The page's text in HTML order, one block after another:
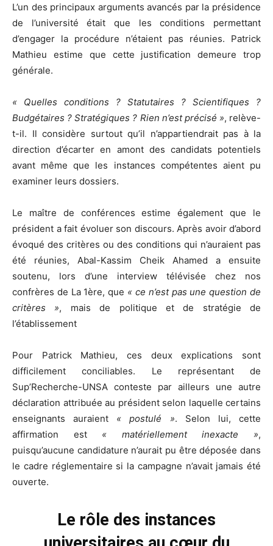
L’un des principaux arguments avancés par la présidence
de l’université était que les conditions permettant
d’engager la procédure n’étaient pas réunies. Patrick
Mathieu estime que cette justification demeure trop
générale.
« Quelles conditions ? Statutaires ? Scientifiques ?
Budgétaires ? Stratégiques ? Rien n’est précisé », relève-
t-il. Il considère surtout qu’il n’appartiendrait pas à la
direction d’écarter en amont des candidats potentiels
avant même que les instances compétentes aient pu
examiner leurs dossiers.
Le maître de conférences estime également que le
président a fait évoluer son discours. Après avoir d’abord
évoqué des critères ou des conditions qui n’auraient pas
été réunies, Abal-Kassim Cheik Ahamed a ensuite
soutenu, lors d’une interview télévisée chez nos
confrères de La 1ère, que « ce n’est pas une question de
critères », mais de politique et de stratégie de
l’établissement
Pour Patrick Mathieu, ces deux explications sont
difficilement conciliables. Le représentant de
Sup’Recherche-UNSA conteste par ailleurs une autre
déclaration attribuée au président selon laquelle certains
enseignants auraient « postulé ». Selon lui, cette
affirmation est « matériellement inexacte »,
puisqu’aucune candidature n’aurait pu être déposée dans
le cadre réglementaire si la campagne n’avait jamais été
ouverte.
Le rôle des instances